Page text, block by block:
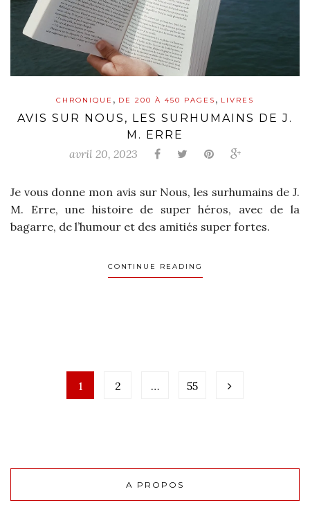
CHRONIQUE , DE 200 À 450 PAGES , LIVRES
AVIS SUR NOUS, LES SURHUMAINS DE J.
M. ERRE
avril 20, 2023
Je vous donne mon avis sur Nous, les surhumains de J.
M. Erre, une histoire de super héros, avec de la
bagarre, de l’humour et des amitiés super fortes.
CONTINUE READING
1 2 … 55
A PROPOS